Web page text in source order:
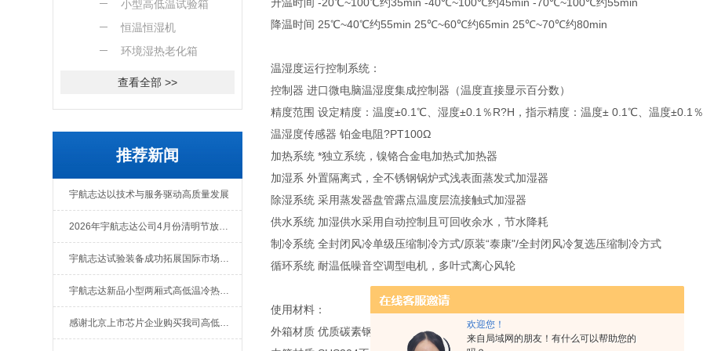
欢迎您！
来自局域网的朋友！有什么可以帮助您的
小型高低温试验箱
恒温恒湿机
环境湿热老化箱
查看全部 >>
推荐新闻
宇航志达以技术与服务驱动高质量发展
2026年宇航志达公司4月份清明节放假通知
宇航志达试验装备成功拓展国际市场出口肯尼亚
宇航志达新品小型两厢式高低温冷热冲击试验箱
感谢北京上市芯片企业购买我司高低温冲击热流仪
升温时间 -20℃~100℃约35min -40℃~100℃约45min -70℃~100℃约55min
降温时间 25℃~40℃约55min 25℃~60℃约65min 25℃~70℃约80min
温湿度运行控制系统：
控制器 进口微电脑温湿度集成控制器（温度直接显示百分数）
精度范围 设定精度：温度±0.1℃、湿度±0.1％R?H，指示精度：温度± 0.1℃、温度±0.1
温湿度传感器 铂金电阻?PT100Ω
加热系统 *独立系统，镍铬合金电加热式加热器
加湿系 外置隔离式，全不锈钢锅炉式浅表面蒸发式加湿器
除湿系统 采用蒸发器盘管露点温度层流接触式加湿器
供水系统 加湿供水采用自动控制且可回收余水，节水降耗
制冷系统 全封闭风冷单级压缩制冷方式/原装“泰康"/全封闭风冷复选压缩制冷方式
循环系统 耐温低噪音空调型电机，多叶式离心风轮
使用材料：
外箱材质 优质碳素钢板，表面磷化静电喷塑处理